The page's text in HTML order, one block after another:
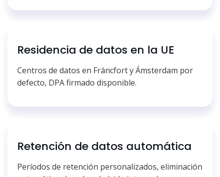
Residencia de datos en la UE
Centros de datos en Fráncfort y Ámsterdam por
defecto, DPA firmado disponible.
Retención de datos automática
Períodos de retención personalizados, eliminación